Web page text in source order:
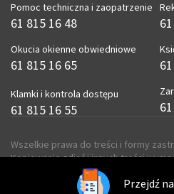
Pomoc techniczna i zaopatrzenie
61 815 16 48
Okucia okienne obwiedniowe
61 815 16 65
Klamki i kontrola dostępu
61 815 16 55
Wszelkie prawa do treści i formy
Kopiowanie zdjęć i innych treści
Przejdź na